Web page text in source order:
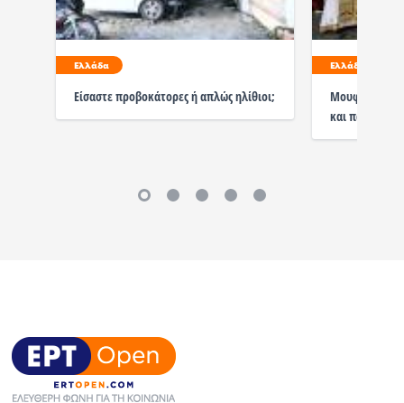
Ελλάδα
Είσαστε προβοκάτορες ή απλώς ηλίθιοι;
Ελλάδα
Μουφτής και
και πανουργία